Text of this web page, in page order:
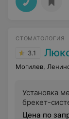
СТОМАТОЛОГИЯ
3.1
Могилев,
Установка
брекет-
Цена по